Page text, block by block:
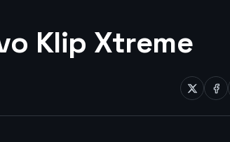
Klip Xtreme